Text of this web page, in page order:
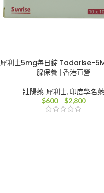
犀利士5mg每日錠 Tadarise-
腺保養 | 香港直營
壯陽藥, 犀利士, 印度學名藥
$600 – $2,800價